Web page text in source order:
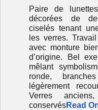
Paire de
décorées de
ciselés tenant
les verres.
avec monture
d’origine. Bel
mêlant
ronde,
légèrement
Verres
conservésRead